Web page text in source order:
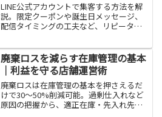
LINE公式アカウントで集客する方法を解
説。限定クーポンや誕生日メッセージ、
配信タイミングの工夫など、リピーター
例付きで紹介します。
廃棄ロスを減らす在庫管理の基本
｜利益を守る店舗運営術
廃棄ロスは在庫管理の基本を押さえるだ
けで30〜50%削減可能。過剰仕入れなど
原因の把握から、適正在庫・先入れ先出